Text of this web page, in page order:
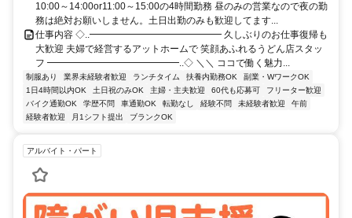
10:00～14:00or11:00～15:00の4時間勤務 昼のみの営業なので夜の勤
務は絶対お願いしません。土日出勤のみも歓迎してます...
仕事内容 ◇..━━━━━━━━━━━━━━ 久しぶりのお仕事復帰も
大歓迎 夫婦で経営するアットホームで 笑顔あふれるうどん店スタッ
フ ━━━━━━━━━━━━━━..◇ ＼＼ ココで働く魅力...
制服あり 業界未経験者歓迎 ランチタイム 扶養内勤務OK
副業・WワークOK
1日4時間以内OK
土日祝のみOK 主婦・主夫歓迎 60代も応募可
フリーター歓迎
バイク通勤OK
学歴不問 車通勤OK 転勤なし 経験不問 未経験者歓迎
午前
経験者歓迎
月1シフト提出 ブランクOK
アルバイト・パート